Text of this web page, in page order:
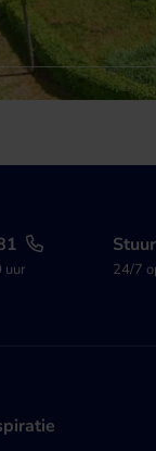
uur 24/7